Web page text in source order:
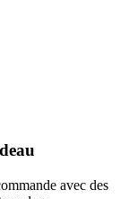
avec des